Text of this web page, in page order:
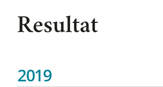
Resultat
2019